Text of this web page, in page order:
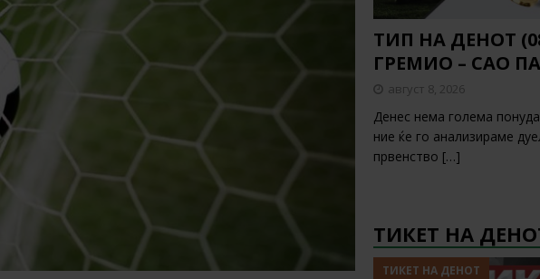
ТИП НА ДЕНОТ
ГРЕМИО – САО
август 8, 2026
Денес нема голема
ние ќе го анализираме
првенство […]
ТИКЕТ НА
ТИКЕТ НА ДЕНОТ